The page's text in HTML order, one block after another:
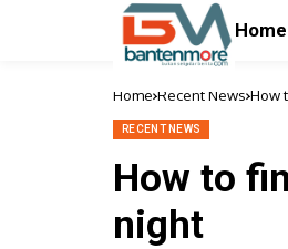
Home
Home Recent News How
RECENT NEWS
How to
night